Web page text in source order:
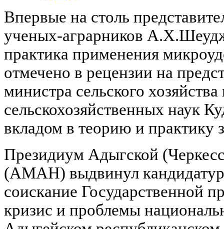
Впервые на столь
ученых-аграрников
практика применения
отмечено в рецензии на
министра сельского
сельскохозяйственных наук
вкладом в теорию и практику
Президиум Адыгской
(АМАН) выдвинул
соискание Государственной
кризис и проблемы